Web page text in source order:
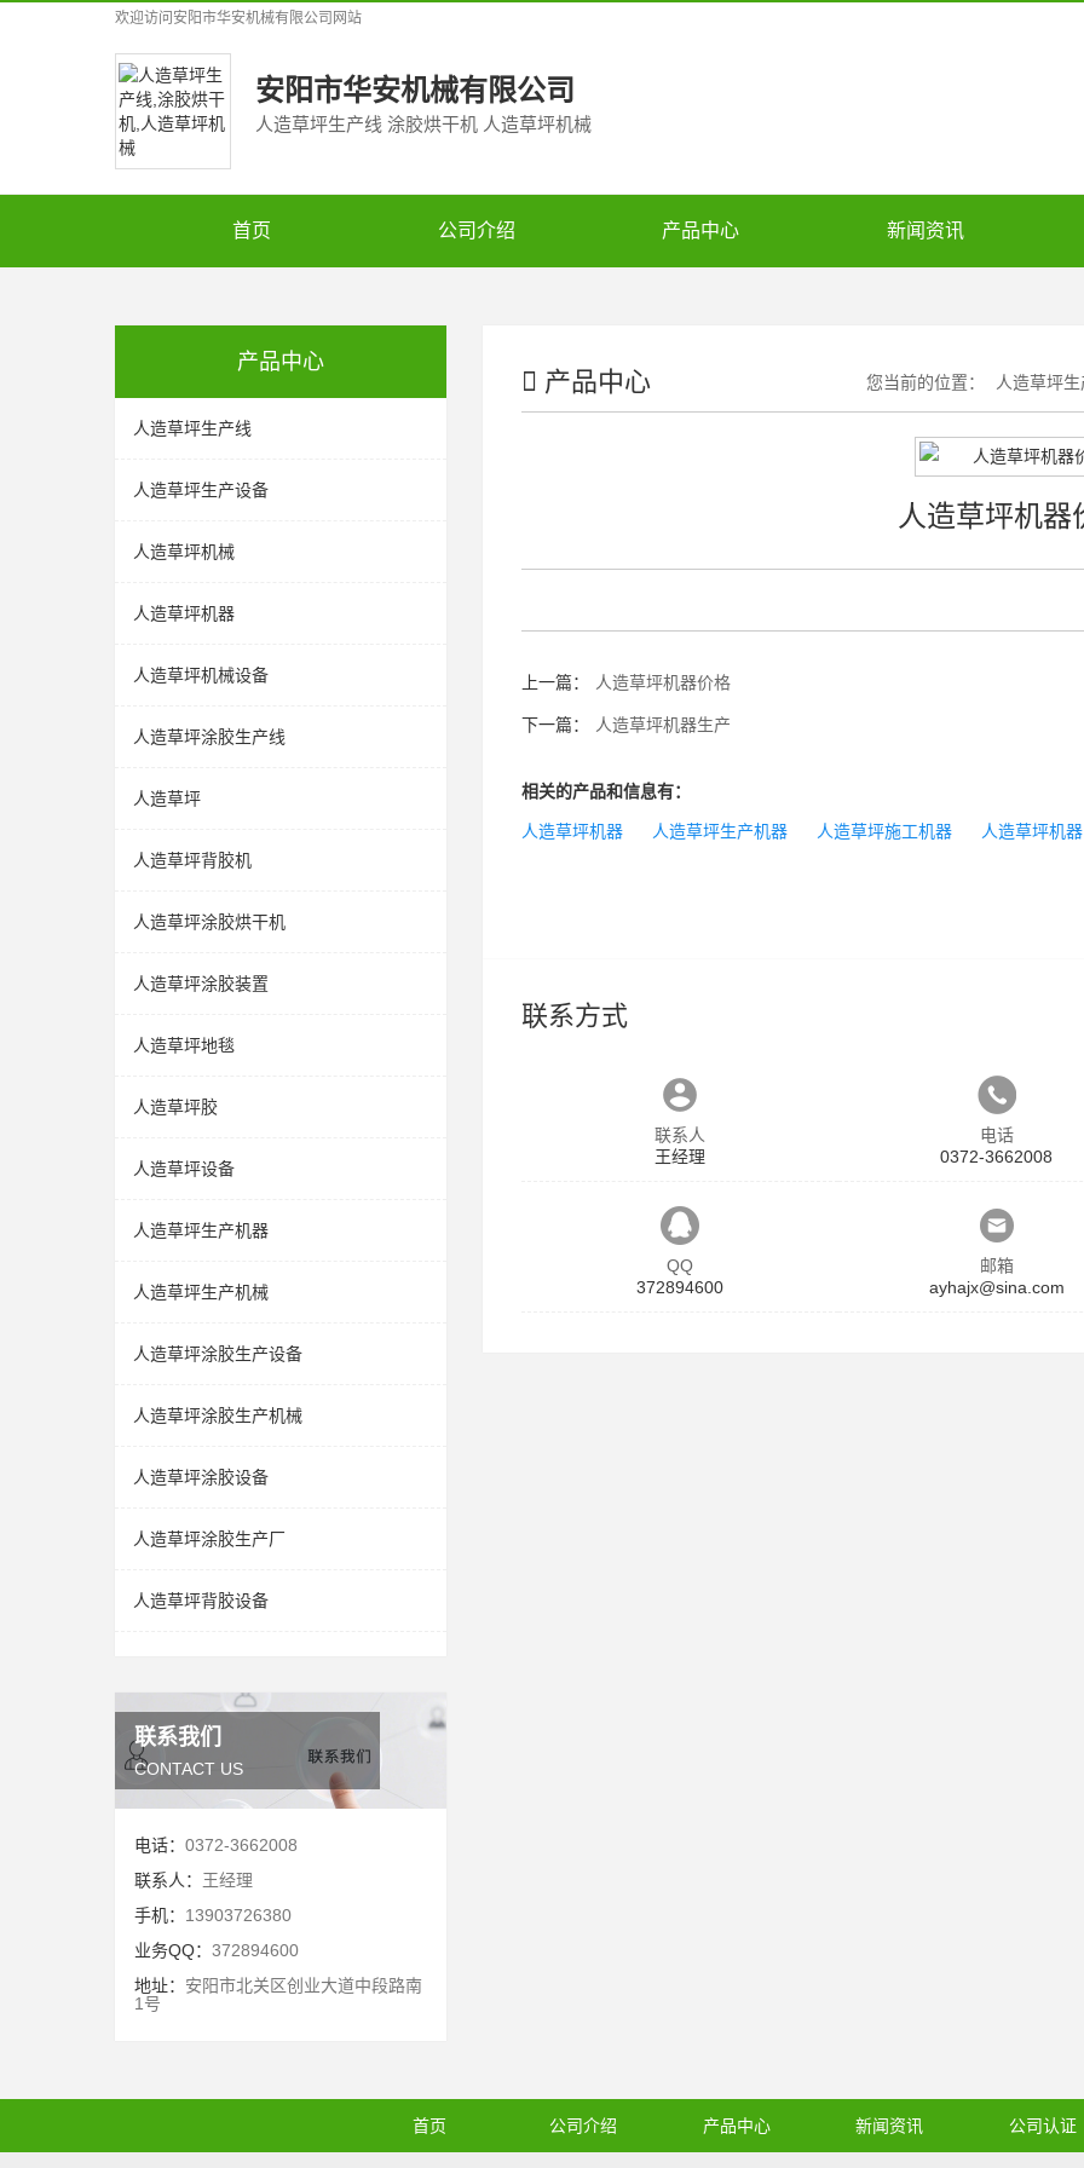
欢迎访问 安阳市华安机械有限公司 网站
安阳市华安机械有限公司
人造草坪生产线 涂胶烘干机 人造草坪机械
首页 公司介绍 产品中心 新闻资讯
产品中心
人造草坪生产线
人造草坪生产设备
人造草坪机械
人造草坪机器
人造草坪机械设备
人造草坪涂胶生产线
人造草坪
人造草坪背胶机
人造草坪涂胶烘干机
人造草坪涂胶装置
人造草坪地毯
人造草坪胶
人造草坪设备
人造草坪生产机器
人造草坪生产机械
人造草坪涂胶生产设备
人造草坪涂胶生产机械
人造草坪涂胶设备
人造草坪涂胶生产厂
人造草坪背胶设备
联系我们
CONTACT US
电话： 0372-3662008
联系人： 王经理
手机： 13903726380
业务QQ： 372894600
地址： 安阳市北关区创业大道中段路南
1号
产品中心 您当前的位置： 人造草坪
人造草坪机器
上一篇： 人造草坪机器价格
下一篇： 人造草坪机器生产
相关的产品和信息有：
人造草坪机器 人造草坪生产机器 人造草坪施工机器 人造草坪机
联系方式
联系人
王经理
电话
0372-3662008
QQ
372894600
邮箱
ayhajx@sina.com
首页 公司介绍 产品中心 新闻资讯 公司认证